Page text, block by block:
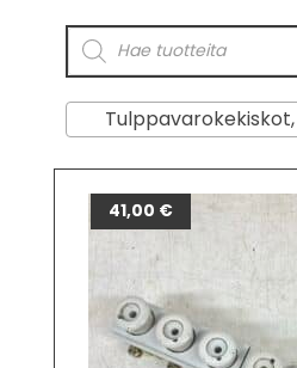
Tulppavarokekiskot,
41,00 €